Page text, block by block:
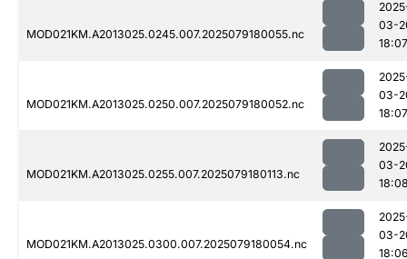
MOD021KM.A2013025.0245.007.2025079180055.nc
03-
18:07
MOD021KM.A2013025.0250.007.2025079180052.nc
03-
18:07
MOD021KM.A2013025.0255.007.2025079180113.nc
03-
MOD021KM.A2013025.0300.007.2025079180054.nc
03-